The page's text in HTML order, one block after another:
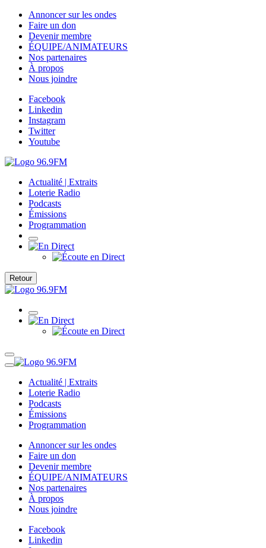
Annoncer sur les ondes
Faire un don
Devenir membre
ÉQUIPE/ANIMATEURS
Nos partenaires
À propos
Nous joindre
Facebook
Linkedin
Instagram
Twitter
Youtube
Actualité | Extraits
Loterie Radio
Podcasts
Émissions
Programmation
Retour
Actualité | Extraits
Loterie Radio
Podcasts
Émissions
Programmation
Annoncer sur les ondes
Faire un don
Devenir membre
ÉQUIPE/ANIMATEURS
Nos partenaires
À propos
Nous joindre
Facebook
Linkedin